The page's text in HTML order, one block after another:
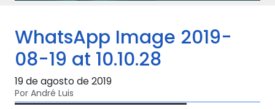
WhatsApp Image 2019-
08-19 at 10.10.28
19 de agosto de 2019
Por André Luis